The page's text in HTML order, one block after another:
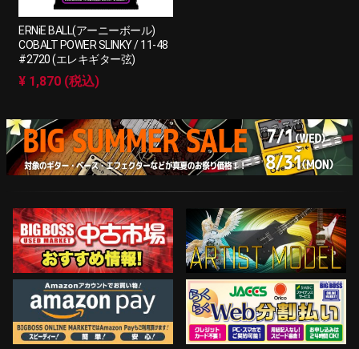
ERNiE BALL(アーニーボール)
COBALT POWER SLINKY / 11-48
#2720 (エレキギター弦)
¥ 1,870 (税込)